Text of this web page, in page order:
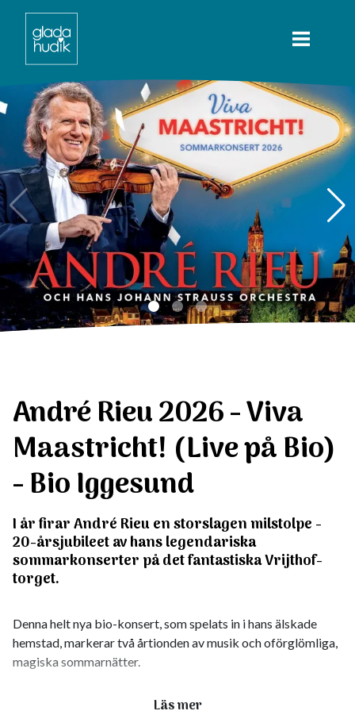
André Rieu 2026 - Viva
Maastricht! (Live på Bio)
- Bio Iggesund
I år firar André Rieu en storslagen milstolpe -
20-årsjubileet av hans legendariska
sommarkonserter på det fantastiska Vrijthof-
torget.
Denna helt nya bio-konsert, som spelats in i hans älskade
hemstad, markerar två årtionden av musik och oförglömliga,
magiska sommarnätter.
Viva Maastricht! är en glädjefylld hyllning till staden där allt
Läs mer